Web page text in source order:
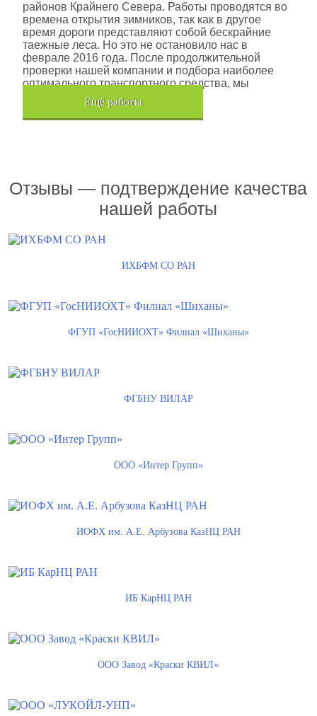
районов Крайнего Севера. Работы проводятся во
времена открытия зимников, так как в другое
время дороги представляют собой бескрайние
таежные леса. Но это не остановило нас в
феврале 2016 года. После продолжительной
проверки нашей компании и подбора наиболее
оптимального транспортного средства, мы
помогли данной компании.
Eщё работы
Отзывы — подтверждение качества
нашей работы
ИХБФМ СО РАН
ФГУП «ГосНИИОХТ» Филиал «Шиханы»
ФГБНУ ВИЛАР
ООО «Интер Групп»
ИОФХ им. А.Е. Арбузова КазНЦ РАН
ИБ КарНЦ РАН
ООО Завод «Краски КВИЛ»